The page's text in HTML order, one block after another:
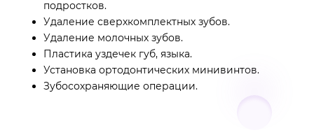
подростков.
Удаление сверхкомплектных зубов.
Удаление молочных зубов.
Пластика уздечек губ, языка.
Установка ортодонтических минивинтов.
Зубосохраняющие операции.